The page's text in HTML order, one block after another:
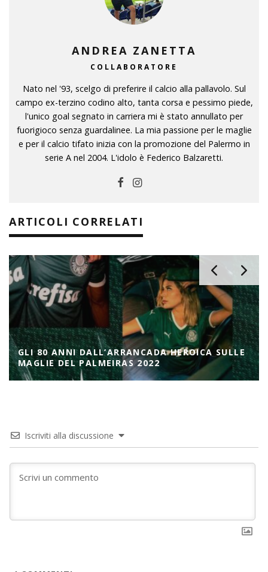
ANDREA ZANETTA
COLLABORATORE
Nato nel '93, scelgo di preferire il calcio alla pallavolo. Sul
campo ex-terzino codino alto, tanta corsa e pessimo piede,
l'unico goal segnato in carriera mi è stato annullato per
fuorigioco senza guardalinee. La mia passione per le maglie
e per il calcio tifato inizia con la promozione del Palermo in
serie A nel 2004. L'idolo è Federico Balzaretti.
ARTICOLI CORRELATI
GLI 80 ANNI DALL’ARRANCADA HEROICA SULLE
MAGLIE DEL PALMEIRAS 2022
Iscriviti alla discussione